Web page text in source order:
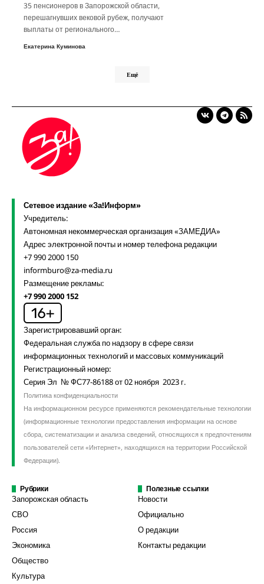
35 пенсионеров в Запорожской области,
перешагнувших вековой рубеж, получают
выплаты от регионального…
Екатерина Куминова
Ещё
Сетевое издание «За!Информ»
Учредитель:
Автономная некоммерческая организация «ЗАМЕДИА»
Адрес электронной почты и номер телефона редакции
+7 990 2000 150
informburo@za-media.ru
Размещение рекламы:
+7 990 2000 152
Зарегистрировавший орган:
Федеральная служба по надзору в сфере связи
информационных технологий и массовых коммуникаций
Регистрационный номер:
Серия Эл № ФС77-86188 от 02 ноября 2023 г.
Политика конфиденциальности
На информационном ресурсе применяются рекомендательные технологии
(информационные технологии предоставления информации на основе
сбора, систематизации и анализа сведений, относящихся к предпочтениям
пользователей сети «Интернет», находящихся на территории Российской
Федерации).
Рубрики
Запорожская область
СВО
Россия
Экономика
Общество
Культура
Полезные ссылки
Новости
Официально
О редакции
Контакты редакции